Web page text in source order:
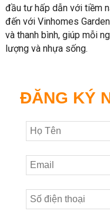
đầu tư hấp dẫn với tiềm
đến với Vinhomes
và thanh bình, giúp mỗi
lượng và nhựa sống.
ĐĂNG KÝ